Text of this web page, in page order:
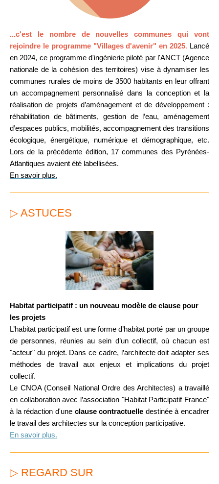
...c'est le nombre de
nouvelles communes qui vont
rejoindre le programme "Villages d'avenir" en 2025. Lancé
en 2024, ce programme d'ingénierie piloté par l'ANCT (Agence
nationale de la cohésion des territoires) vise à dynamiser les
communes rurales de moins de 3500 habitants en leur offrant
un accompagnement personnalisé dans la conception et la
réalisation de projets d’aménagement et de développement :
réhabilitation de bâtiments, gestion de l’eau, aménagement
d’espaces publics, mobilités, accompagnement des transitions
écologique, énergétique, numérique et démographique, etc.
Lors de la précédente édition, 17 communes des Pyrénées-
Atlantiques avaient été labellisées.
En savoir plus.
▷ ASTUCES
Habitat participatif : un nouveau modèle de clause pour
les projets
L’habitat participatif est une forme d’habitat porté par un groupe
de personnes, réunies au sein d’un collectif, où chacun est
"acteur" du projet. Dans ce cadre, l’architecte doit adapter ses
méthodes de travail aux enjeux et implications du projet
collectif.
Le CNOA (Conseil National Ordre des Architectes) a travaillé
en collaboration avec l’association "Habitat Participatif France"
à la rédaction d'une clause contractuelle destinée à encadrer
le travail des architectes sur la conception participative.
En savoir plus.
▷ REGARD SUR